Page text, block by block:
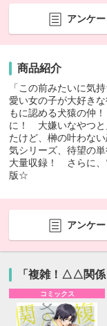
アンケー
商品紹介
「この前みたいに気
愛い女の子が大好き
もに認める犬猿の仲
に！ 大嫌いなやつと
たけど、榊の叶わな
気シリーズ、待望の
大量収録！ さらに、
版☆
アンケー
「複雑！△△関係
コミックス